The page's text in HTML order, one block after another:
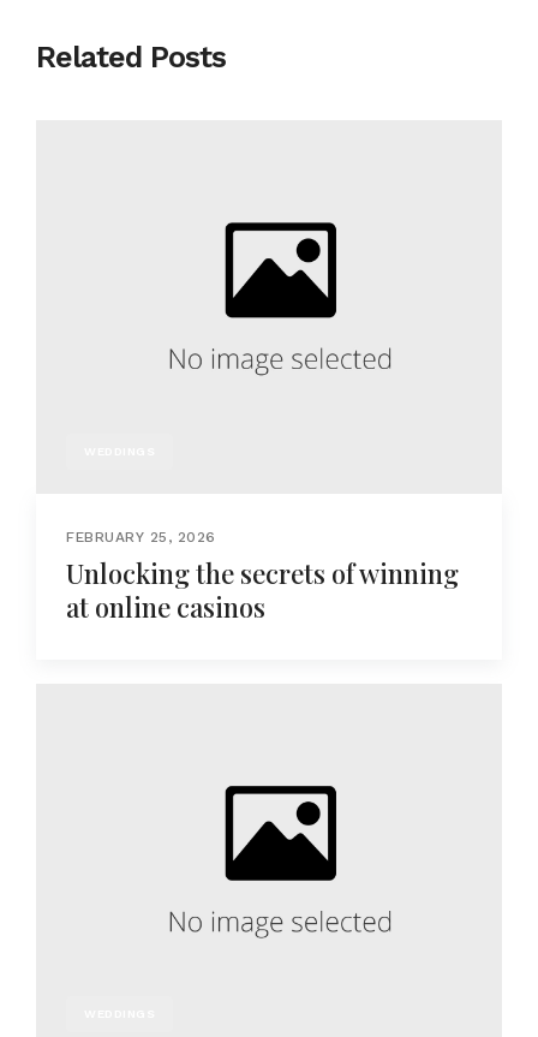
Related Posts
FEBRUARY 25, 2026
Unlocking the secrets of winning
at online casinos